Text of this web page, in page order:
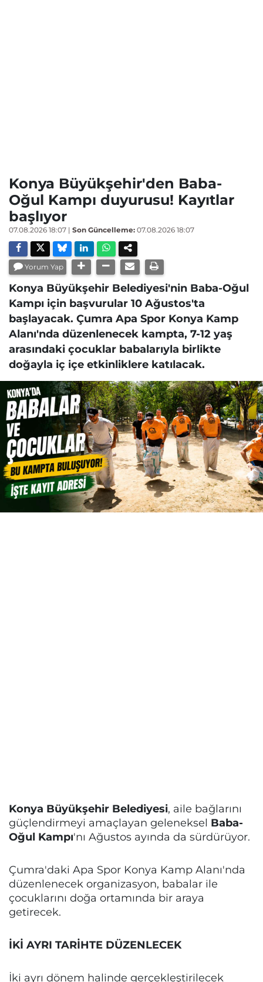
Konya Büyükşehir'den Baba-
Oğul Kampı duyurusu! Kayıtlar
başlıyor
07.08.2026 18:07 | Son Güncelleme: 07.08.2026 18:07
Yorum Yap
Konya Büyükşehir Belediyesi'nin Baba-Oğul
Kampı için başvurular 10 Ağustos'ta
başlayacak. Çumra Apa Spor Konya Kamp
Alanı'nda düzenlenecek kampta, 7-12 yaş
arasındaki çocuklar babalarıyla birlikte
doğayla iç içe etkinliklere katılacak.
Konya Büyükşehir Belediyesi, aile bağlarını
güçlendirmeyi amaçlayan geleneksel Baba-
Oğul Kampı'nı Ağustos ayında da sürdürüyor.
Çumra'daki Apa Spor Konya Kamp Alanı'nda
düzenlenecek organizasyon, babalar ile
çocuklarını doğa ortamında bir araya
getirecek.
İKİ AYRI TARİHTE DÜZENLECEK
İki ayrı dönem halinde gerçekleştirilecek